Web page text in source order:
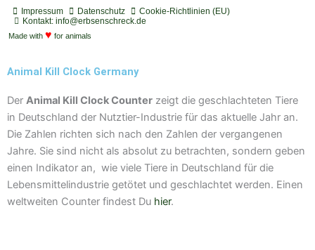
t
i
f
c
a
s
t
a
g
a
m
t
u
t
Impressum Datenschutz
Cookie-Richtlinien (EU)
Kontakt: info@erbsenschreck.de
Made with ♥ for animals
Animal Kill Clock Germany
Der Animal Kill Clock Counter zeigt die geschlachteten Tiere
in Deutschland der Nutztier-Industrie für das aktuelle Jahr an.
Die Zahlen richten sich nach den Zahlen der vergangenen
Jahre. Sie sind nicht als absolut zu betrachten, sondern geben
einen Indikator an, wie viele Tiere in Deutschland für die
Lebensmittelindustrie getötet und geschlachtet werden. Einen
weltweiten Counter findest Du hier.